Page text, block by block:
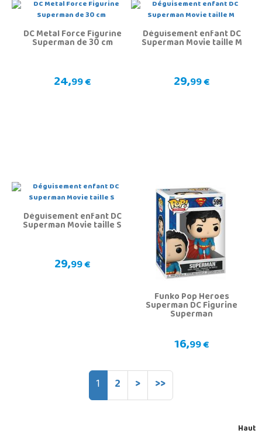
DC Metal Force Figurine
Superman de 30 cm
24,99 €
Déguisement enfant DC
Superman Movie taille M
29,99 €
Déguisement enfant DC
Superman Movie taille S
29,99 €
Funko Pop Heroes
Superman DC Figurine
Superman
16,99 €
1 2 > >>
Haut